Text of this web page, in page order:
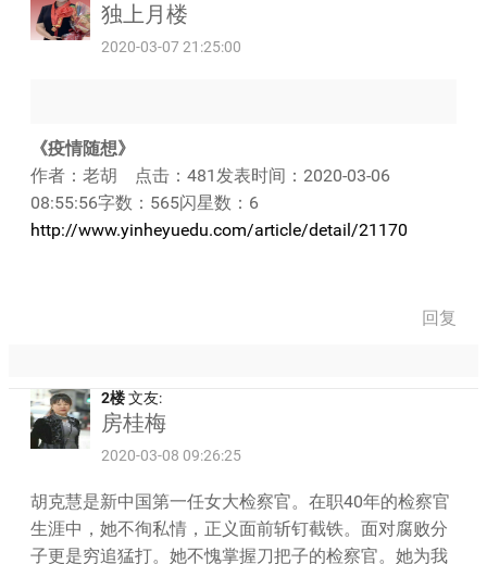
独上月楼
2020-03-07 21:25:00
《疫情随想》
作者：老胡 点击：481发表时间：2020-03-06
08:55:56字数：565闪星数：6
http://www.yinheyuedu.com/article/detail/21170
回复
2楼文友:
房桂梅
2020-03-08 09:26:25
胡克慧是新中国第一任女大检察官。在职40年的检察官
生涯中，她不徇私情，正义面前斩钉截铁。面对腐败分
子更是穷追猛打。她不愧掌握刀把子的检察官。她为我